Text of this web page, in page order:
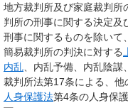
地方裁判所及び家庭裁判所
判所の刑事に関する決定及
刑事に関するものを除いて
簡易裁判所の判決に対する
内乱、内乱予備、内乱陰謀
裁判所法第17条による、
人身保護法第4条の人身保